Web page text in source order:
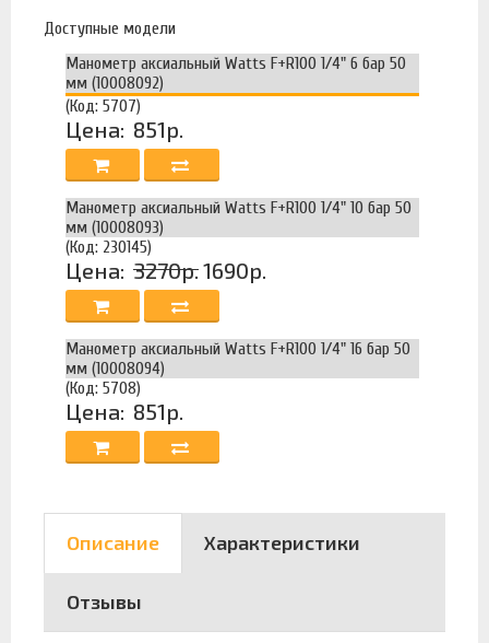
Доступные модели
Манометр аксиальный Watts F+R100 1/4" 6 бар 50
мм (10008092)
(Код: 5707)
Цена: 851р.
Манометр аксиальный Watts F+R100 1/4" 10 бар 50
мм (10008093)
(Код: 230145)
Цена: 3270р.1690р.
Манометр аксиальный Watts F+R100 1/4" 16 бар 50
мм (10008094)
(Код: 5708)
Цена: 851р.
Описание Характеристики
Отзывы